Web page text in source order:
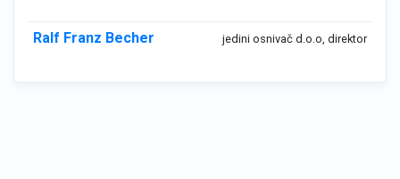
Ralf Franz Becher jedini osnivač d.o.o, direktor